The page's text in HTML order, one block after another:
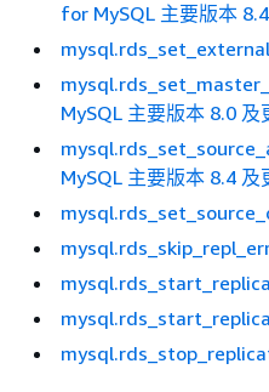
for MySQL 主要版本
MySQL 主要版本 8.0 及
MySQL 主要版本 8.4 及